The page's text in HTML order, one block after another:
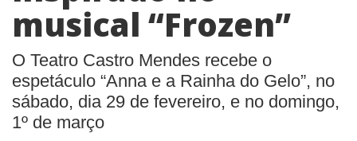
ANUNCIE
CONTATO
BUSCAR
musical “Frozen”
O Teatro Castro Mendes recebe o
espetáculo “Anna e a Rainha do Gelo”, no
sábado, dia 29 de fevereiro, e no domingo,
1º de março